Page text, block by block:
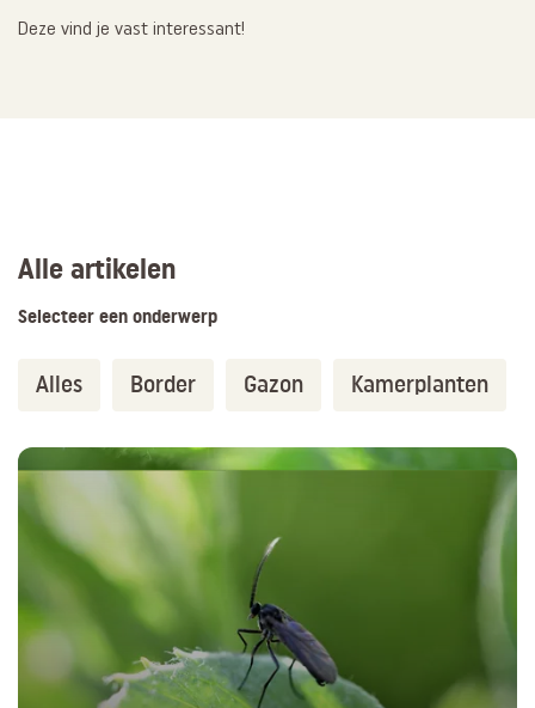
Deze vind je vast interessant!
Alle artikelen
Selecteer een onderwerp
Alles Border Gazon Kamerplanten